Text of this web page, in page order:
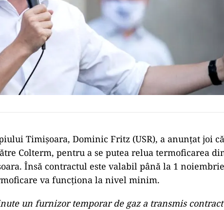
Timişoara, Dominic Fritz (USR), a anunţat joi
Colterm, pentru a se putea relua termoficarea
Însă contractul este valabil până la 1
va funcţiona la nivel minim.
un furnizor temporar de gaz a transmis